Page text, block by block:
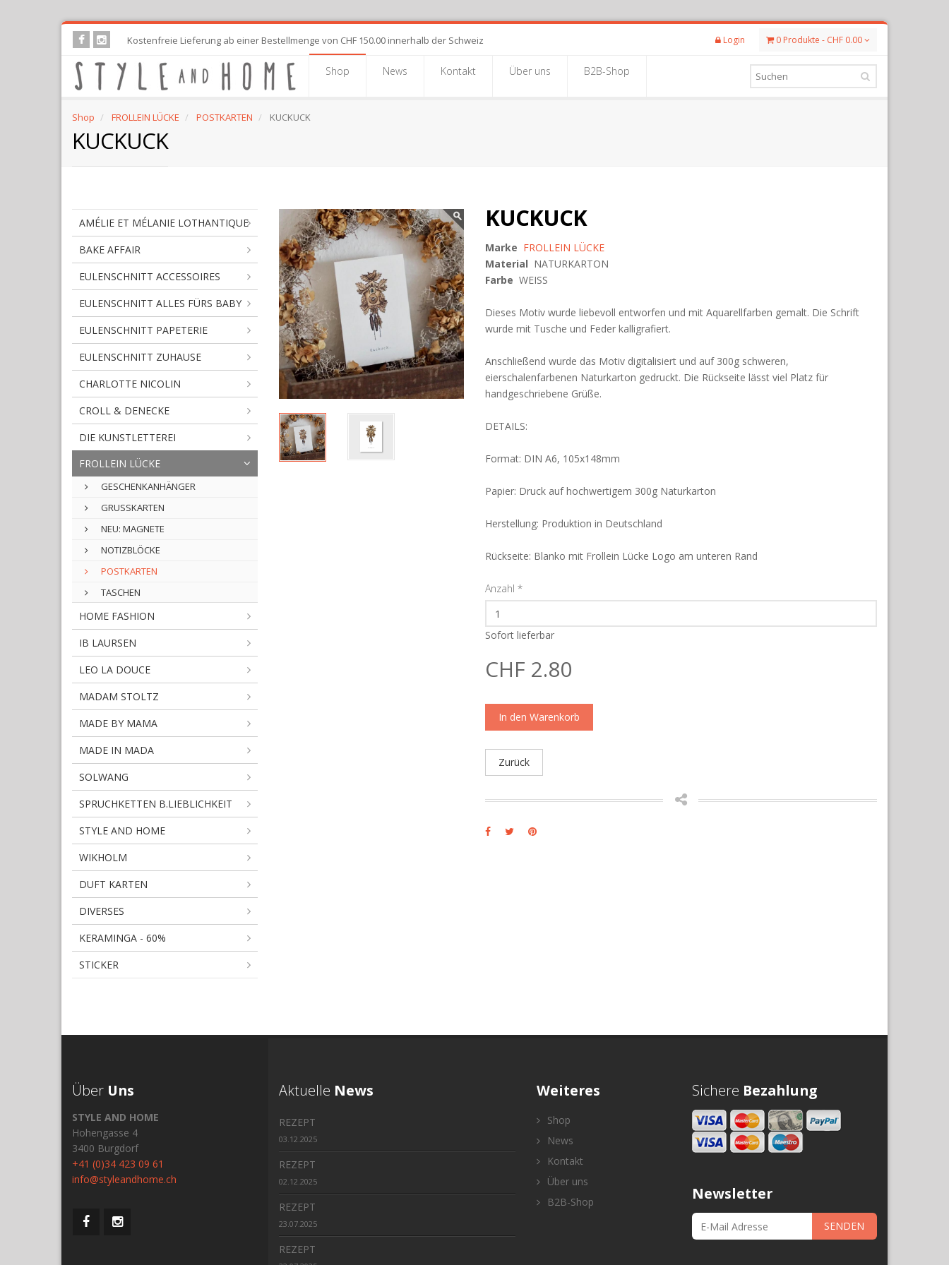
Skip
main
content
Kostenfreie Lieferung ab einer Bestellmenge von CHF 150.00 innerhalb der Schweiz Login 0 Produkte - CHF 0.00
Shop News Kontakt Über uns B2B-Shop
Shop FROLLEIN LÜCKE POSTKARTEN KUCKUCK
KUCKUCK
AMÉLIE ET MÉLANIE LOTHANTIQUE
BAKE AFFAIR
EULENSCHNITT ACCESSOIRES
EULENSCHNITT ALLES FÜRS BABY
EULENSCHNITT PAPETERIE
EULENSCHNITT ZUHAUSE
CHARLOTTE NICOLIN
CROLL & DENECKE
DIE KUNSTLETTEREI
FROLLEIN LÜCKE
GESCHENKANHÄNGER
GRUSSKARTEN
NEU: MAGNETE
NOTIZBLÖCKE
POSTKARTEN
TASCHEN
HOME FASHION
IB LAURSEN
LEO LA DOUCE
MADAM STOLTZ
MADE BY MAMA
MADE IN MADA
SOLWANG
SPRUCHKETTEN B.LIEBLICHKEIT
STYLE AND HOME
WIKHOLM
DUFT KARTEN
DIVERSES
KERAMINGA - 60%
STICKER
KUCKUCK
Marke FROLLEIN LÜCKE
Material NATURKARTON
Farbe WEISS
Dieses Motiv wurde liebevoll entworfen und mit Aquarellfarben gemalt. Die Schrift
wurde mit Tusche und Feder kalligrafiert.
Anschließend wurde das Motiv digitalisiert und auf 300g schweren,
eierschalenfarbenen Naturkarton gedruckt. Die Rückseite lässt viel Platz für
handgeschriebene Grüße.
DETAILS:
Format: DIN A6, 105x148mm
Papier: Druck auf hochwertigem 300g Naturkarton
Herstellung: Produktion in Deutschland
Rückseite: Blanko mit Frollein Lücke Logo am unteren Rand
Anzahl *
Sofort lieferbar
CHF 2.80
In den Warenkorb
Zurück
Über Uns
STYLE AND HOME
Hohengasse 4
3400 Burgdorf
+41 (0)34 423 09 61
info@styleandhome.ch
Aktuelle News
REZEPT
03.12.2025
REZEPT
02.12.2025
REZEPT
23.07.2025
REZEPT
Weiteres
Shop
News
Kontakt
Über uns
B2B-Shop
Sichere Bezahlung
Newsletter
SENDEN